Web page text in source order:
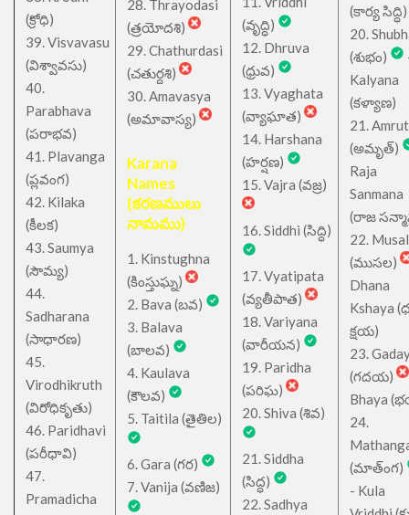
(క్రోధి)
39. Visvavasu
(విశ్వావసు)
40.
Parabhava
(పరాభవ)
41. Plavanga
(ప్లవంగ)
42. Kilaka
(కీలక)
43. Saumya
(సౌమ్య)
44.
Sadharana
(సాధారణ)
45.
Virodhikruth
(విరోధికృతు)
46. Paridhavi
(పరీధావి)
47.
Pramadicha
28. Thrayodasi
(త్రయోదశి)
29. Chathurdasi
(చతుర్దశి)
30. Amavasya
(అమావాస్య)
Karana
Names
(కరణములు
నామము)
1. Kinstughna
(కింస్తుఘ్న)
2. Bava (బవ)
3. Balava
(బాలవ)
4. Kaulava
(కౌలవ)
5. Taitila (తైతిల)
6. Gara (గర)
7. Vanija (వణిజ)
(వృద్ధి)
12. Dhruva
(ధ్రువ)
13. Vyaghata
(వ్యాఘాత)
14. Harshana
(హర్షణ)
15. Vajra (వజ్ర)
16. Siddhi (సిద్ధి)
17. Vyatipata
(వ్యతీపాత)
18. Variyana
(వారీయన)
19. Paridha
(పరిఘ)
20. Shiva (శివ)
21. Siddha
(సిద్ధ)
22. Sadhya
(కార్య సిద్ధి)
20.
(శుభం)
Kalyana
(కళ్యాణ)
21.
(అమృత్)
Raja
Sanmana
(రాజ
22.
(ముసల)
Dhana
Kshaya
క్షయ)
23.
(గదయ)
Bhaya
24.
(మాత్ంగ)
- Kula